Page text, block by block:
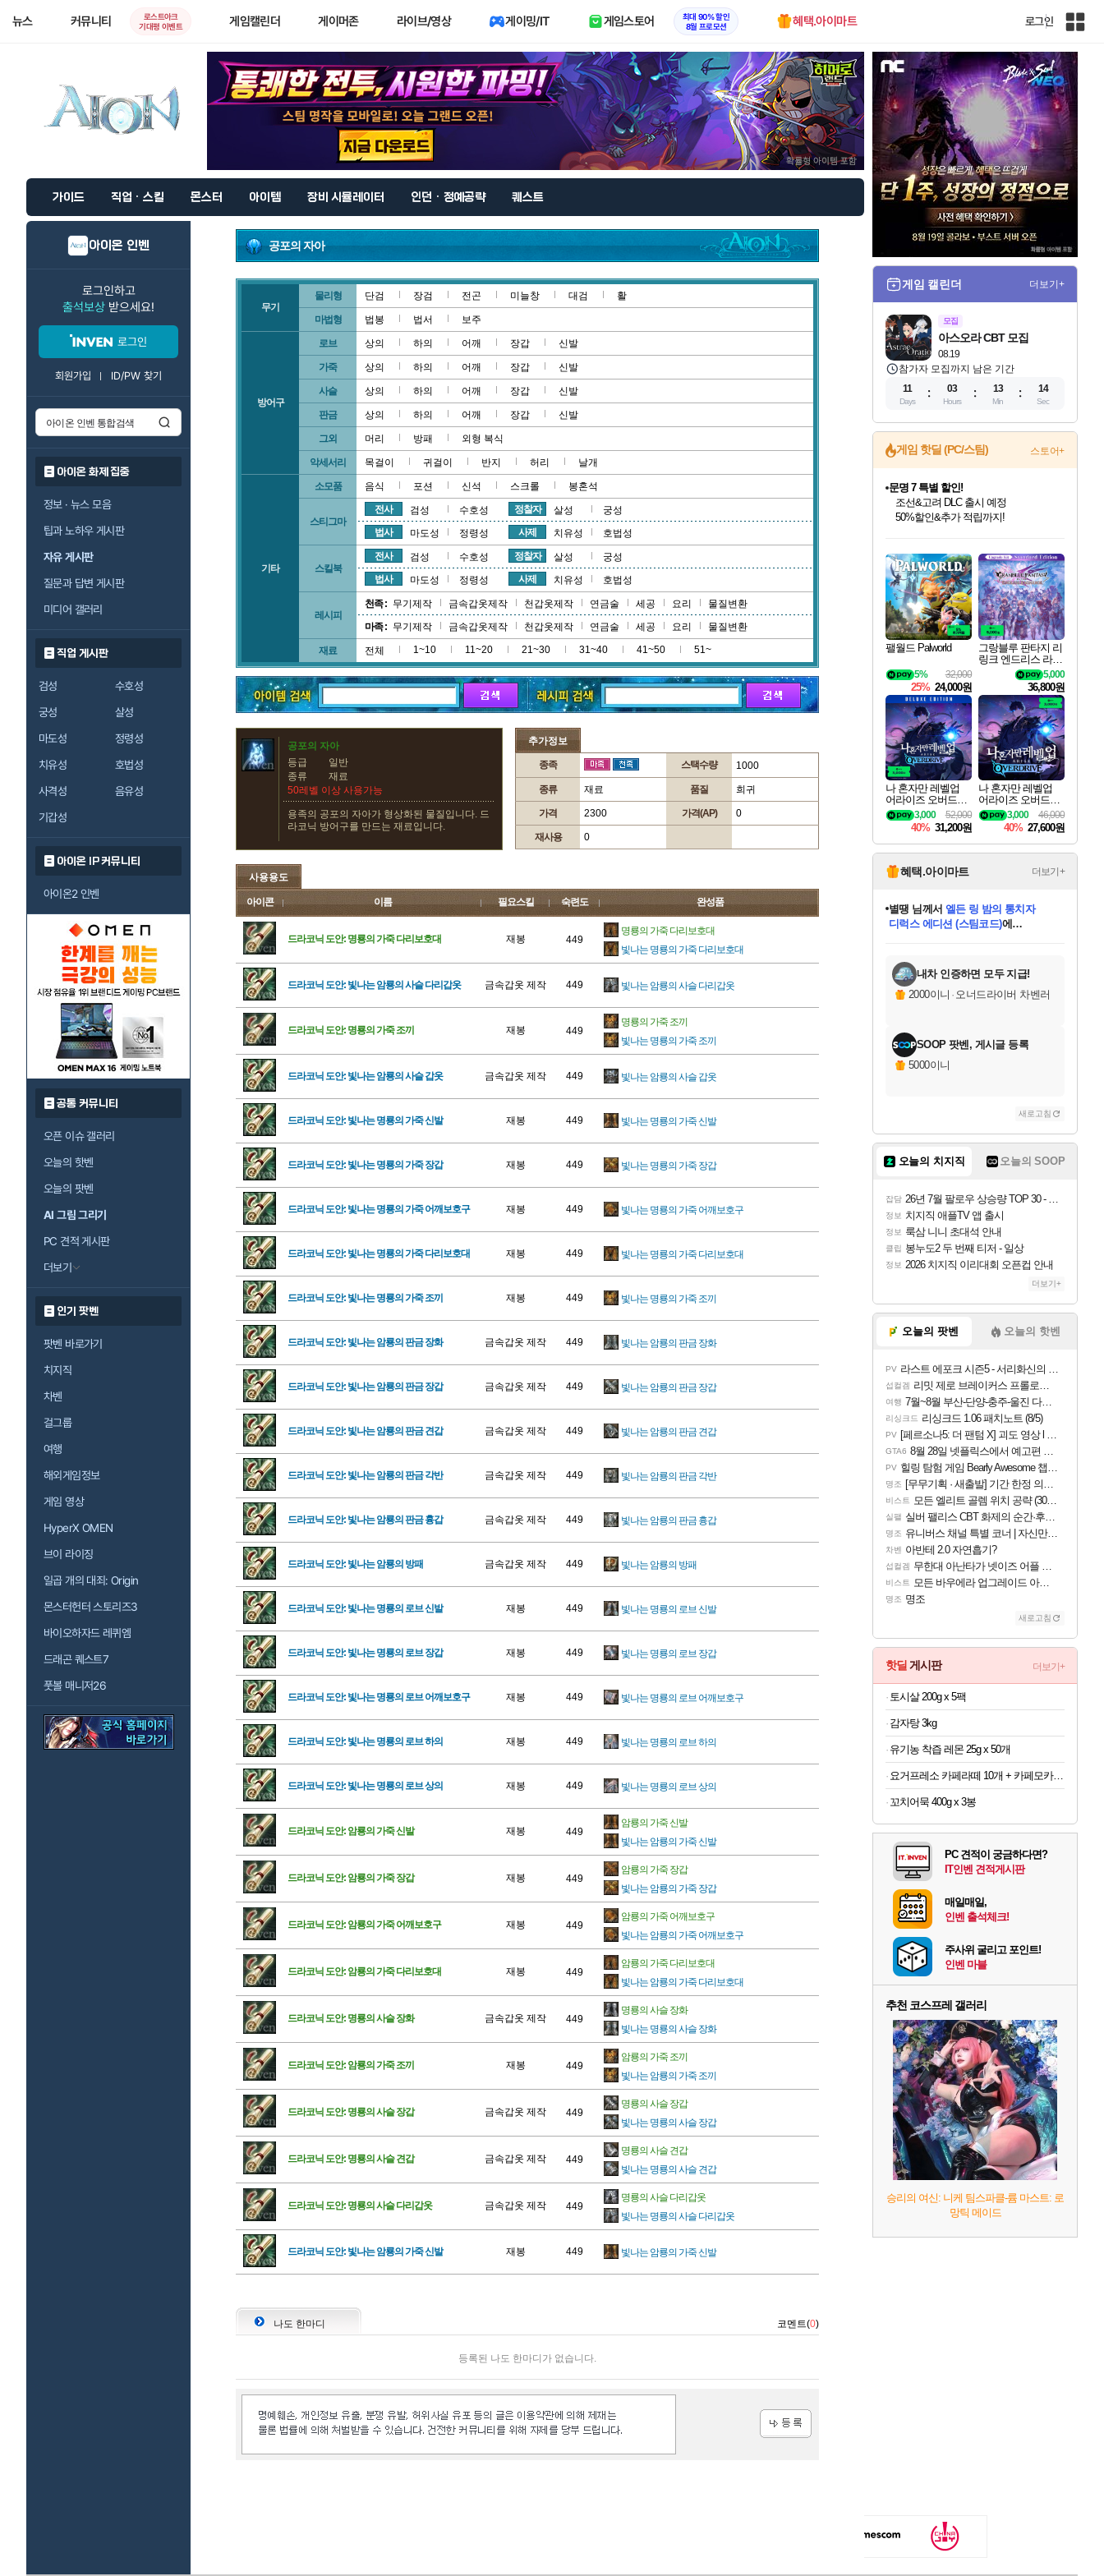
뉴스 커뮤니티
로스트아크
기대평 이벤트
게임캘린더 게이머존 라이브/영상 게이밍/IT 게임스토어
최대 90% 할인
8월 프로모션
혜택.아이마트 로그인
인
전
체
사
가이드 직업 · 스킬 몬스터 아이템 장비 시뮬레이터 인던 · 정예공략 퀘스트
아이온 인벤
로그인하고
출석보상 받으세요!
로그인
회원가입 ID/PW 찾기
아이온 화제 집중
정보 · 뉴스 모음
팁과 노하우 게시판
자유 게시판
질문과 답변 게시판
미디어 갤러리
직업 게시판
검성
수호성
궁성
살성
마도성
정령성
치유성
호법성
사격성
음유성
기갑성
아이온 IP 커뮤니티
아이온2 인벤
공통 커뮤니티
오픈 이슈 갤러리
오늘의 핫벤
오늘의 팟벤
AI 그림 그리기
PC 견적 게시판
더보기
인기 팟벤
팟벤 바로가기
치지직
차벤
걸그룹
여행
해외게임정보
게임 영상
HyperX OMEN
브이 라이징
일곱 개의 대죄: Origin
몬스터헌터 스토리즈3
바이오하자드 레퀴엠
드래곤 퀘스트7
풋볼 매니저26
공포의 자아
무기
물리형 단검 장검 전곤 미늘창 대검 활
마법형 법봉 법서 보주
방어구
로브 상의 하의 어깨 장갑 신발
가죽 상의 하의 어깨 장갑 신발
사슬 상의 하의 어깨 장갑 신발
판금 상의 하의 어깨 장갑 신발
그외 머리 방패 외형 복식
악세서리 목걸이 귀걸이 반지 허리 날개
기타
소모품 음식 포션 신석 스크롤 봉혼석
스티그마
전사 검성 수호성 정찰자 살성
궁성
법사
마도성 정령성 사제 치유성 호법성
스킬북
전사 검성 수호성 정찰자 살성
궁성
법사
마도성 정령성 사제 치유성 호법성
레시피
천족 : 무기제작 금속갑옷제작 천갑옷제작 연금술 세공 요리
물질변환
마족 : 무기제작 금속갑옷제작 천갑옷제작 연금술 세공 요리 물질변환
재료 전체 1~10 11~20 21~30 31~40 41~50 51~
공포의 자아
등급
일반
종류
재료
50레벨 이상 사용가능
용족의 공포의 자아가 형상화된 물질입니다. 드
라코닉 방어구를 만드는 재료입니다.
추가정보
종족 스택수량 1000
종류 재료 품질 희귀
가격 2300 가격(AP) 0
재사용 0
사용용도
아이콘 이름 필요스킬 숙련도 완성품
드라코닉 도안: 명룡의 가죽 다리보호대 재봉 449
명룡의 가죽 다리보호대
빛나는 명룡의 가죽 다리보호대
드라코닉 도안: 빛나는 암룡의 사슬 다리갑옷 금속갑옷 제작 449 빛나는 암룡의 사슬 다리갑옷
드라코닉 도안: 명룡의 가죽 조끼 재봉 449
명룡의 가죽 조끼
빛나는 명룡의 가죽 조끼
드라코닉 도안: 빛나는 암룡의 사슬 갑옷 금속갑옷 제작 449 빛나는 암룡의 사슬 갑옷
드라코닉 도안: 빛나는 명룡의 가죽 신발 재봉 449 빛나는 명룡의 가죽 신발
드라코닉 도안: 빛나는 명룡의 가죽 장갑 재봉 449 빛나는 명룡의 가죽 장갑
드라코닉 도안: 빛나는 명룡의 가죽 어깨보호구 재봉 449 빛나는 명룡의 가죽 어깨보호구
드라코닉 도안: 빛나는 명룡의 가죽 다리보호대 재봉 449 빛나는 명룡의 가죽 다리보호대
드라코닉 도안: 빛나는 명룡의 가죽 조끼 재봉 449 빛나는 명룡의 가죽 조끼
드라코닉 도안: 빛나는 암룡의 판금 장화 금속갑옷 제작 449 빛나는 암룡의 판금 장화
드라코닉 도안: 빛나는 암룡의 판금 장갑 금속갑옷 제작 449 빛나는 암룡의 판금 장갑
드라코닉 도안: 빛나는 암룡의 판금 견갑 금속갑옷 제작 449 빛나는 암룡의 판금 견갑
드라코닉 도안: 빛나는 암룡의 판금 각반 금속갑옷 제작 449 빛나는 암룡의 판금 각반
드라코닉 도안: 빛나는 암룡의 판금 흉갑 금속갑옷 제작 449 빛나는 암룡의 판금 흉갑
드라코닉 도안: 빛나는 암룡의 방패 금속갑옷 제작 449 빛나는 암룡의 방패
드라코닉 도안: 빛나는 명룡의 로브 신발 재봉 449 빛나는 명룡의 로브 신발
드라코닉 도안: 빛나는 명룡의 로브 장갑 재봉 449 빛나는 명룡의 로브 장갑
드라코닉 도안: 빛나는 명룡의 로브 어깨보호구 재봉 449 빛나는 명룡의 로브 어깨보호구
드라코닉 도안: 빛나는 명룡의 로브 하의 재봉 449 빛나는 명룡의 로브 하의
드라코닉 도안: 빛나는 명룡의 로브 상의 재봉 449 빛나는 명룡의 로브 상의
드라코닉 도안: 암룡의 가죽 신발 재봉 449
암룡의 가죽 신발
빛나는 암룡의 가죽 신발
드라코닉 도안: 암룡의 가죽 장갑 재봉 449
암룡의 가죽 장갑
빛나는 암룡의 가죽 장갑
드라코닉 도안: 암룡의 가죽 어깨보호구 재봉 449
암룡의 가죽 어깨보호구
빛나는 암룡의 가죽 어깨보호구
드라코닉 도안: 암룡의 가죽 다리보호대 재봉 449
암룡의 가죽 다리보호대
빛나는 암룡의 가죽 다리보호대
드라코닉 도안: 명룡의 사슬 장화 금속갑옷 제작 449
명룡의 사슬 장화
빛나는 명룡의 사슬 장화
드라코닉 도안: 암룡의 가죽 조끼 재봉 449
암룡의 가죽 조끼
빛나는 암룡의 가죽 조끼
드라코닉 도안: 명룡의 사슬 장갑 금속갑옷 제작 449
명룡의 사슬 장갑
빛나는 명룡의 사슬 장갑
드라코닉 도안: 명룡의 사슬 견갑 금속갑옷 제작 449
명룡의 사슬 견갑
빛나는 명룡의 사슬 견갑
드라코닉 도안: 명룡의 사슬 다리갑옷 금속갑옷 제작 449
명룡의 사슬 다리갑옷
빛나는 명룡의 사슬 다리갑옷
드라코닉 도안: 빛나는 암룡의 가죽 신발 재봉 449 빛나는 암룡의 가죽 신발
나도 한마디 코멘트(0)
등록된 나도 한마디가 없습니다.
게임 캘린더 더보기+
모집
08.19
아스오라 CBT 모집
참가자 모집까지 남은 기간
11
Days
03
Hours
13
Min
13
Sec
게임 핫딜 (PC/스팀) 스토어+
최대 90% 할인가를 만나보세요!
네이버혜택과 함께 만나보세요!
문명 7 특별 할인!
조선&고려 DLC 출시 예정
50%할인&추가 적립까지!
네이버 포인트 혜택까지!
이니&베니 혜택까지!
네이버 혜택가와 함께 예약하세요!
할인&네이버혜택으로 만나보세요!
네이버페이 혜택과 만나보세요!
40주년 프로모션으로 만나보세요!
할인가에 만나보세요!
일부 에디션 상시 할인!
혜택으로 예약 판매 중
편안하게 충전하세요
팰월드 Palworld
32,000
5%
25% 24,000원
그랑블루 판타지 리
링크 엔드리스 라그
나로크 업그레이드
킷 Granblue Fantasy
Relink Endless Ragn
arok Upgrade Kit DL
C
5,000
36,800원
나 혼자만 레벨업
어라이즈 오버드라
이브 디럭스 에디션
Solo Leveling Arise
Overdrive Deluxe Edi
tion
52,000
3,000
40% 31,200원
나 혼자만 레벨업
어라이즈 오버드라
이브 Solo Leveling A
rise
46,000
3,000
40% 27,600원
혜택.아이마트 더보기+
교환.
별땡 님께서 엘든 링 밤의 통치자
디럭스 에디션 (스팀코드)에
당첨되셨습니다.
당첨되셨습니다.
당첨되셨습니다.
당첨되셨습니다.
당첨되셨습니다.
당첨되셨습니다.
에디션 (스팀코드)를 교환.
당첨되셨습니다.
내차 인증하면 모두 지급!
2000이니 · 오너드라이버 차벤러
SOOP 팟벤, 게시글 등록
5000이니
새로고침
오늘의 치지직 오늘의 SOOP
잡담 26년 7월 팔로우 상승량 TOP 30 - 월간 치지직
정보 치지직 애플TV 앱 출시
정보 룩삼 니니 초대석 안내
클립 봉누도2 두 번째 티저 - 일상
정보 2026 치지직 이리대회 오픈컵 안내
더보기+
오늘의 팟벤 오늘의 핫벤
PV 라스트 에포크 시즌5 - 서리화신의 분노 티저
섭컬겜 리밋 제로 브레이커스 프롤로그 테스트 후기 영상 업로드
여행 7월~8월 부산-단양-충주-울진 다녀왔어요~
리싱크드 리싱크드 1.06 패치노트 (8/5)
PV [페르소나5: 더 팬텀 X] 괴도 영상 l 타카마키 안·댄싱 스타
GTA6 8월 28일 넷플릭스에서 예고편 공개 예정
PV 힐링 탐험 게임 Bearly Awesome 챕터 1 트레일러
명조 [무무기획 · 새출발] 기간 한정 의뢰 이벤트
비스트 모든 엘리트 골렘 위치 공략 (30개) - 방랑 결투가
실팰 실버 팰리스 CBT 화제의 순간·후기 모음
명조 유니버스 채널 특별 코너 | 자신만의 스타일
차벤 아반테 2.0 자연흡기?
섭컬겜 무한대 아난타가 넷이즈 어플 달력에 일정 등록
비스트 모든 바우에라 업그레이드 아이템 획득 위치 공략 (89개)
명조 명조
새로고침
핫딜 게시판 더보기+
토시살 200g x 5팩
감자탕 3kg
유기농 착즙 레몬 25g x 50개
요거프레소 카페라떼 10개 + 카페모카 10개
꼬치어묵 400g x 3봉
PC 견적이 궁금하다면?
IT인벤 견적게시판
매일매일,
인벤 출석체크!
주사위 굴리고 포인트!
인벤 마블
추천 코스프레 갤러리
승리의 여신: 니케 팀스파클-륨 마스트: 로
망틱 메이드